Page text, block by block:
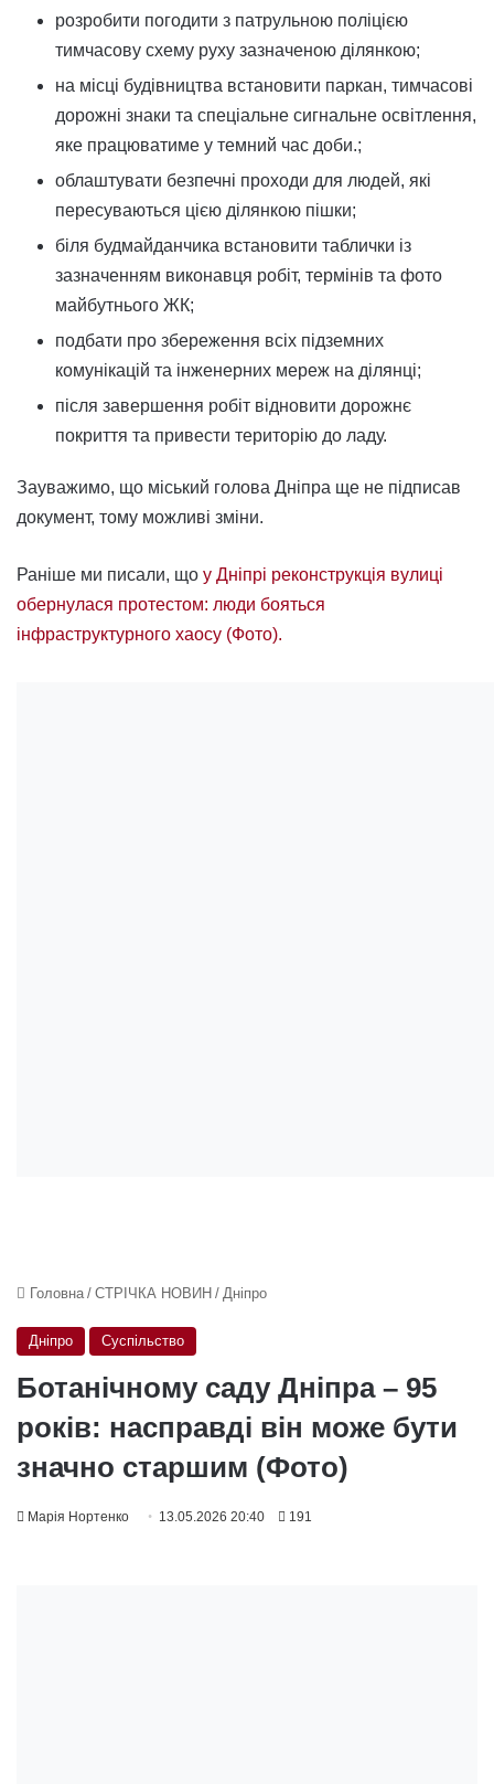
розробити погодити з патрульною поліцією
тимчасову схему руху зазначеною ділянкою;
на місці будівництва встановити паркан, тимчасові
дорожні знаки та спеціальне сигнальне освітлення,
яке працюватиме у темний час доби.;
облаштувати безпечні проходи для людей, які
пересуваються цією ділянкою пішки;
біля будмайданчика встановити таблички із
зазначенням виконавця робіт, термінів та фото
майбутнього ЖК;
подбати про збереження всіх підземних
комунікацій та інженерних мереж на ділянці;
після завершення робіт відновити дорожнє
покриття та привести територію до ладу.
Зауважимо, що міський голова Дніпра ще не підписав
документ, тому можливі зміни.
Раніше ми писали, що у Дніпрі реконструкція вулиці
обернулася протестом: люди бояться
інфраструктурного хаосу (Фото).